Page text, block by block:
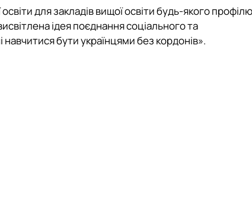
для закладів вищої освіти будь-якого
ідея поєднання соціального та
бути українцями без кордонів».